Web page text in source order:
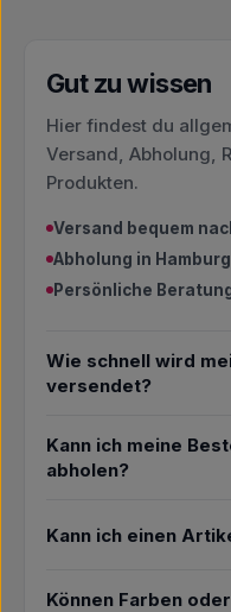
Gut zu wissen
Hier findest du
Versand, Abholung,
Produkten.
Versand bequem
Abholung in
Persönliche
Wie schnell wird
versendet?
Kann ich meine
abholen?
Kann ich einen
Können Farben